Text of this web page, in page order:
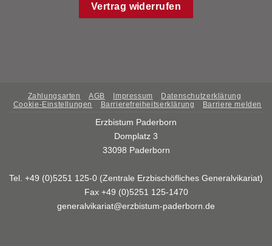
Vertrag widerrufen
Zahlungsarten AGB Impressum
Datenschutzerklärung
Cookie-Einstellungen
Barrierefreiheitserklärung Barriere melden
Erzbistum Paderborn
Domplatz 3
33098 Paderborn
Tel. +49 (0)5251 125-0 (Zentrale Erzbischöfliches Generalvikariat)
Fax +49 (0)5251 125-1470
generalvikariat@erzbistum-paderborn.de